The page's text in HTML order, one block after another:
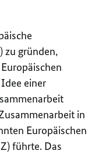
zu gründen,
einer
in
Europäischen
führte. Das